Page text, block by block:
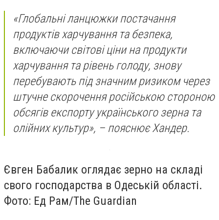
«Глобальні ланцюжки постачання
продуктів харчування та безпека,
включаючи світові ціни на продукти
харчування та рівень голоду, знову
перебувають під значним ризиком через
штучне скорочення російською стороною
обсягів експорту українського зерна та
олійних культур», – пояснює Хандер.
Євген Бабалик оглядає зерно на складі
свого господарства в Одеській області.
Фото: Ед Рам/The Guardian